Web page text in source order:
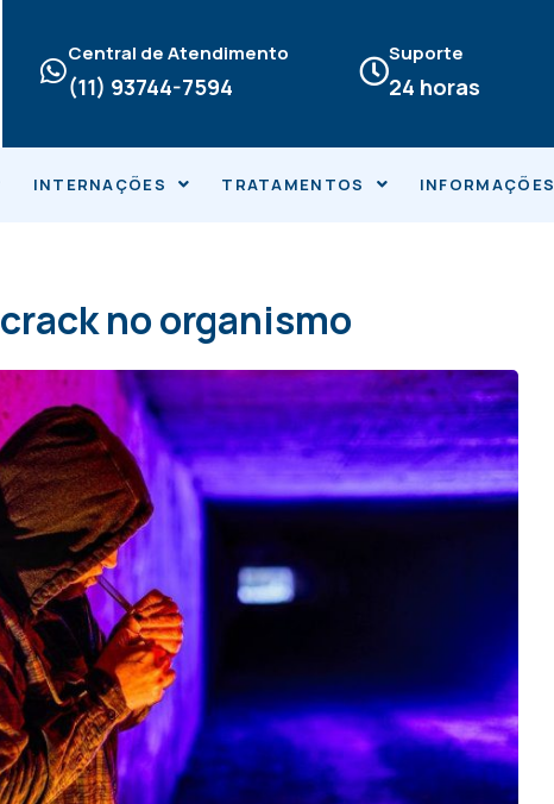
Central de Atendimento
(11) 93744-7594
Suporte
24 horas
INTERNAÇÕES TRATAMENTOS INFORMAÇÕES
no organismo